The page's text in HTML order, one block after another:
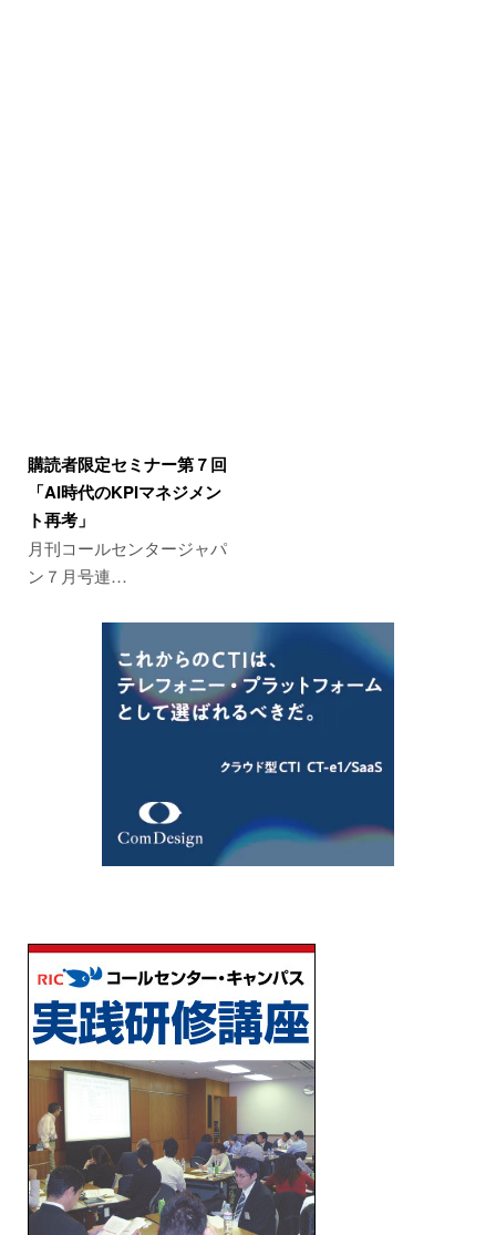
購読者限定セミナー第７回
「AI時代のKPIマネジメン
ト再考」
月刊コールセンタージャパ
ン７月号連…